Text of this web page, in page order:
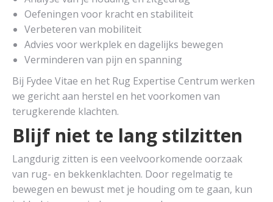
Oefeningen voor kracht en stabiliteit
Verbeteren van mobiliteit
Advies voor werkplek en dagelijks bewegen
Verminderen van pijn en spanning
Bij Fydee Vitae en het Rug Expertise Centrum werken
we gericht aan herstel en het voorkomen van
terugkerende klachten.
Blijf niet te lang stilzitten
Langdurig zitten is een veelvoorkomende oorzaak
van rug- en bekkenklachten. Door regelmatig te
bewegen en bewust met je houding om te gaan, kun